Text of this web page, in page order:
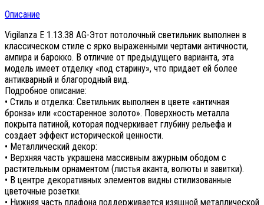
Описание
Vigilanza E 1.13.38 AG-Этот потолочный светильник выполнен в
классическом стиле с ярко выраженными чертами античности,
ампира и барокко. В отличие от предыдущего варианта, эта
модель имеет отделку «под старину», что придает ей более
антикварный и благородный вид.
Подробное описание:
• Стиль и отделка: Светильник выполнен в цвете «античная
бронза» или «состаренное золото». Поверхность металла
покрыта патиной, которая подчеркивает глубину рельефа и
создает эффект исторической ценности.
• Металлический декор:
• Верхняя часть украшена массивным ажурным ободом с
растительным орнаментом (листья аканта, волюты и завитки).
• В центре декоративных элементов видны стилизованные
цветочные розетки.
• Нижняя часть плафона поддерживается изящной металлической